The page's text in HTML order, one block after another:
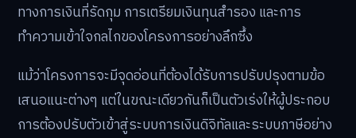
ทางการเงินที่รัดกุม การเตรียมเงินทุนสำรอง และการ
ทำความเข้าใจกลไกของโครงการอย่างลึกซึ้ง
แม้ว่าโครงการจะมีจุดอ่อนที่ต้องได้รับการปรับปรุงตามข้อ
เสนอแนะต่างๆ แต่ในขณะเดียวกันก็เป็นตัวเร่งให้ผู้ประกอบ
การต้องปรับตัวเข้าสู่ระบบการเงินดิจิทัลและระบบภาษีอย่าง